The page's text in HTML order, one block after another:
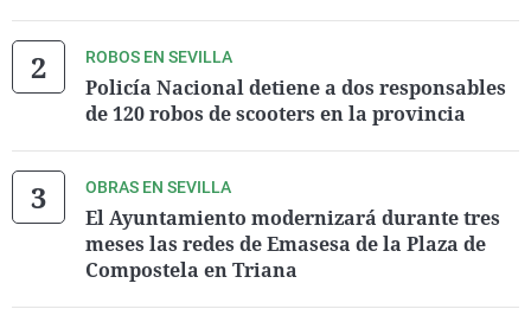
ROBOS EN SEVILLA
Policía Nacional detiene a dos responsables
de 120 robos de scooters en la provincia
OBRAS EN SEVILLA
El Ayuntamiento modernizará durante tres
meses las redes de Emasesa de la Plaza de
Compostela en Triana